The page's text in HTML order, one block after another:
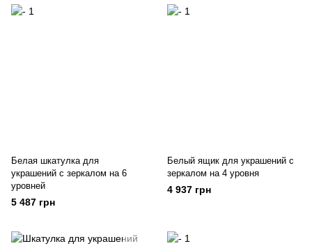
Белая шкатулка для
украшений с зеркалом на 6
уровней
5 487 грн
Белый ящик для украшений с
зеркалом на 4 уровня
4 937 грн